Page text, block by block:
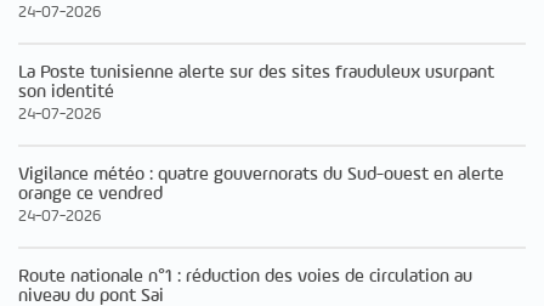
24-07-2026
La Poste tunisienne alerte sur des sites frauduleux usurpant
son identité
24-07-2026
Vigilance météo : quatre gouvernorats du Sud-ouest en alerte
orange ce vendred
24-07-2026
Route nationale n°1 : réduction des voies de circulation au
niveau du pont Sai